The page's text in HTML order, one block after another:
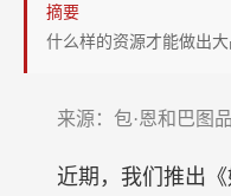
摘要
什么样的资源才能做出大
来源：包·恩和巴图
近期，我们推出